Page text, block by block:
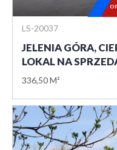
LS-20037
JELENIA GÓRA,
LOKAL NA
336,50 M²